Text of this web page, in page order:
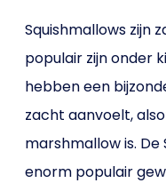
Squishmallows zijn
populair zijn onder
hebben een
zacht aanvoelt,
marshmallow is. De
enorm populair